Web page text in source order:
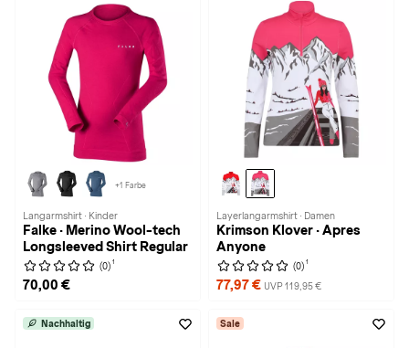
+1 Farbe
Langarmshirt · Kinder
Falke · Merino Wool-tech
Longsleeved Shirt Regular
(0) 1
70,00 €
Layerlangarmshirt · Damen
Krimson Klover · Apres
Anyone
(0) 1
77,97 € UVP 119,95 €
Nachhaltig Sale